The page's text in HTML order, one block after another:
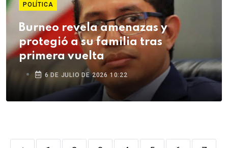
POLÍTICA
Burneo revela amenazas y
protegió a su familia tras
primera vuelta
6 DE JULIO DE 2026 10:22